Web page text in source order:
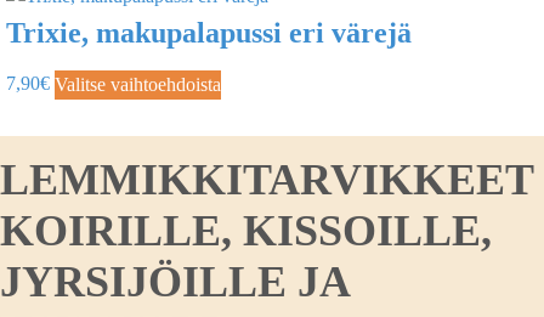
Trixie, makupalapussi eri värejä
7,90€ Valitse vaihtoehdoista
LEMMIKKITARVIKKEET
KOIRILLE, KISSOILLE,
JYRSIJÖILLE JA